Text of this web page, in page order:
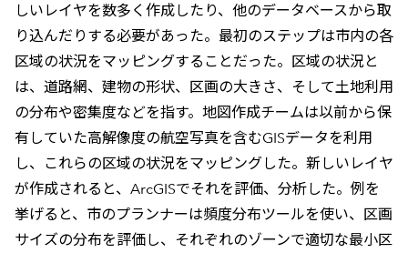
しいレイヤを数多く作成したり、他のデータベースから取
り込んだりする必要があった。最初のステップは市内の各
区域の状況をマッピングすることだった。区域の状況と
は、道路網、建物の形状、区画の大きさ、そして土地利用
の分布や密集度などを指す。地図作成チームは以前から保
有していた高解像度の航空写真を含むGISデータを利用
し、これらの区域の状況をマッピングした。新しいレイヤ
が作成されると、ArcGISでそれを評価、分析した。例を
挙げると、市のプランナーは頻度分布ツールを使い、区画
サイズの分布を評価し、それぞれのゾーンで適切な最小区